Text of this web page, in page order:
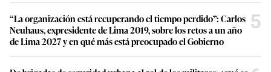
“La organización está recuperando el tiempo perdido”: Carlos
Neuhaus, expresidente de Lima 2019, sobre los retos a un año
de Lima 2027 y en qué más está preocupado el Gobierno
5